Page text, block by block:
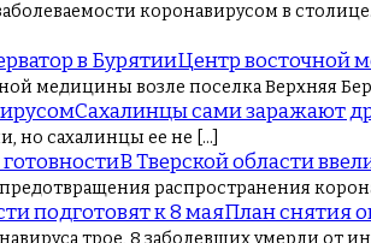
коронавирусом в
Центр восточной
медицины возле поселка Верхняя
Сахалинцы сами заражают
но сахалинцы ее не […]
В Тверской области
распространения
План снятия